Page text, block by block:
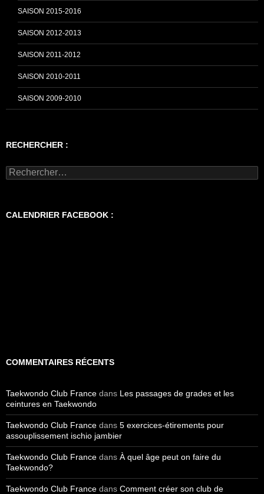
SAISON 2015-2016
SAISON 2012-2013
SAISON 2011-2012
SAISON 2010-2011
SAISON 2009-2010
RECHERCHER :
Rechercher :
CALENDRIER FACEBOOK :
COMMENTAIRES RÉCENTS
Taekwondo Club France dans Les passages de grades et les
ceintures en Taekwondo
Taekwondo Club France dans 5 exercices-étirements pour
assouplissement ischio jambier
Taekwondo Club France dans À quel âge peut on faire du
Taekwondo?
Taekwondo Club France dans Comment créer son club de